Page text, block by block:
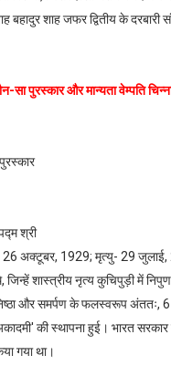
बहादुर शाह जफर द्वितीय के दरबारी
सा पुरस्कार और मान्यता वेम्पति
श्री
26 अक्टूबर, 1929; मृत्यु- 29 जुलाई,
शास्त्रीय नृत्य कुचिपुड़ी में
और समर्पण के फलस्वरूप अंततः,
की स्थापना हुई। भारत सरकार
गया था।